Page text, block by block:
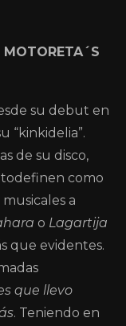
MOTORETA´S
su debut en
“kinkidelia”.
de su disco,
como
a
o Lagartija
que evidentes.
que llevo
. Teniendo en